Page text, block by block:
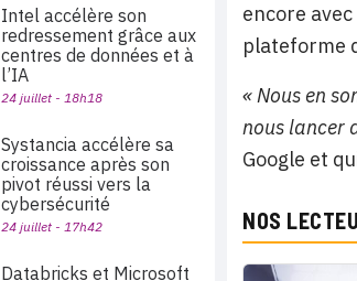
encore
plateforme
« Nous en
nous lancer
Google et
NOS
Intel accélère son
redressement grâce aux
centres de données et à
l’IA
24 juillet - 18h18
Systancia accélère sa
croissance après son
pivot réussi vers la
cybersécurité
24 juillet - 17h42
Databricks et Microsoft